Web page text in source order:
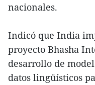
nacionales.
Indicó que India
proyecto Bhasha
desarrollo de
datos lingüísticos